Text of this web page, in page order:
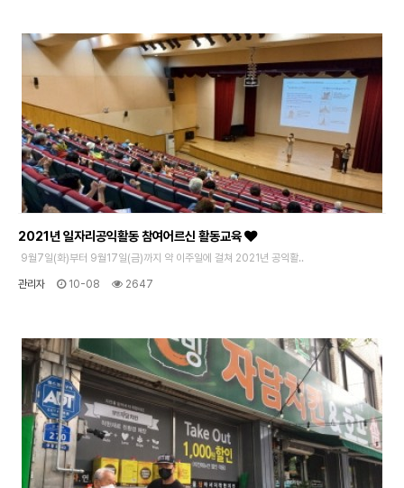
2021년 일자리공익활동 참여어르신 활동교육
9월7일(화)부터 9월17일(금)까지 약 이주일에 걸쳐 2021년 공익활..
관리자 10-08 2647